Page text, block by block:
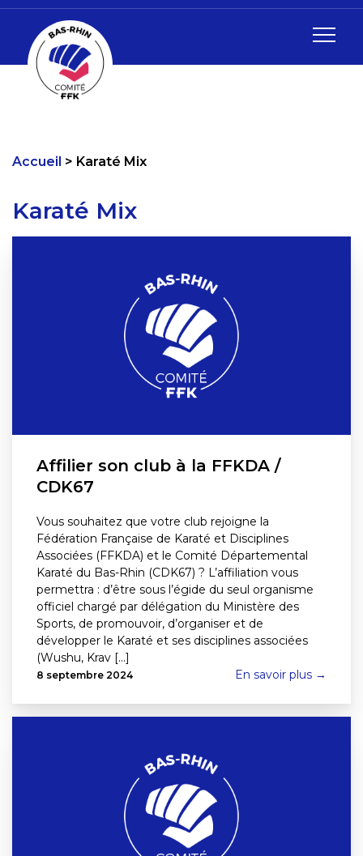
Accueil Karaté Mix
Karaté Mix
Affilier son club à la FFKDA /
CDK67
Vous souhaitez que votre club rejoigne la
Fédération Française de Karaté et Disciplines
Associées (FFKDA) et le Comité Départemental
Karaté du Bas-Rhin (CDK67) ? L’affiliation vous
permettra : d’être sous l’égide du seul organisme
officiel chargé par délégation du Ministère des
Sports, de promouvoir, d’organiser et de
développer le Karaté et ses disciplines associées
(Wushu, Krav [...]
8 septembre 2024 En savoir plus →